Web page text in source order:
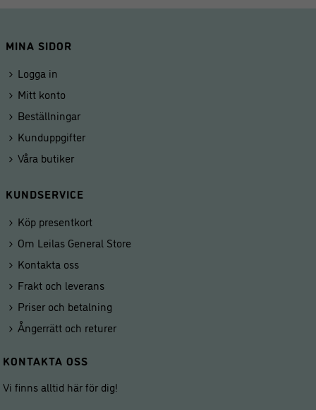
MINA SIDOR
Logga in
Mitt konto
Beställningar
Kunduppgifter
Våra butiker
KUNDSERVICE
Köp presentkort
Om Leilas General Store
Kontakta oss
Frakt och leverans
Priser och betalning
Ångerrätt och returer
KONTAKTA OSS
Vi finns alltid här för dig!